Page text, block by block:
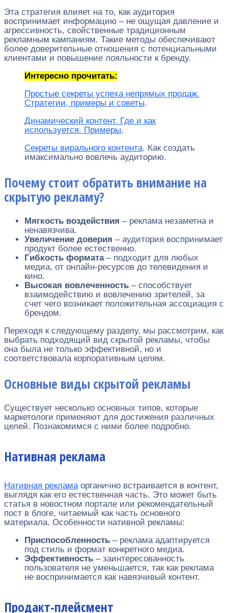
Эта стратегия влияет на то, как аудитория
воспринимает информацию – не ощущая давление и
агрессивность, свойственные традиционным
рекламным кампаниям. Такие методы обеспечивают
более доверительные отношения с потенциальными
клиентами и повышение лояльности к бренду.
Интересно прочитать:
Простые секреты успеха непрямых продаж.
Стратегии, примеры и советы.
Динамический контент. Где и как
используется. Примеры.
Секреты вирального контента. Как создать
имаксимально вовлечь аудиторию.
Почему стоит обратить внимание на
скрытую рекламу?
Мягкость воздействия – реклама незаметна и
ненавязчива.
Увеличение доверия – аудитория воспринимает
продукт более естественно.
Гибкость формата– подходит для любых
медиа, от онлайн-ресурсов до телевидения и
кино.
Высокая вовлеченность – способствует
взаимодействию и вовлечению зрителей, за
счет чего возникает положительная ассоциация с
брендом.
Переходя к следующему разделу, мы рассмотрим, как
выбрать подходящий вид скрытой рекламы, чтобы
она была не только эффективной, но и
соответствовала корпоративным целям.
Основные виды скрытой рекламы
Существует несколько основных типов, которые
маркетологи применяют для достижения различных
целей. Познакомимся с ними более подробно.
Нативная реклама
Нативная рекламаорганично встраивается в контент,
выглядя как его естественная часть. Это может быть
статья в новостном портале или рекомендательный
пост в блоге, читаемый как часть основного
материала. Особенности нативной рекламы:
Приспособленность – реклама адаптируется
под стиль и формат конкретного медиа.
Эффективность – заинтересованность
пользователя не уменьшается, так как реклама
не воспринимается как навязчивый контент.
Продакт-плейсмент